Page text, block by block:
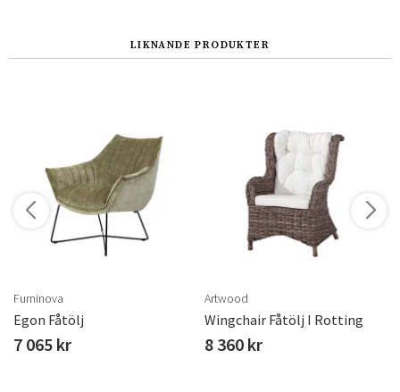
LIKNANDE PRODUKTER
Furninova
Egon Fåtölj
7 065 kr
Artwood
Wingchair Fåtölj I Rotting
8 360 kr